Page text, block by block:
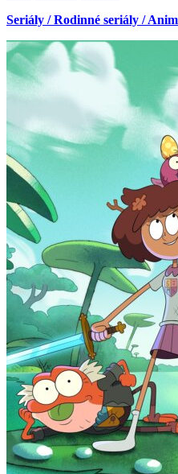
Seriály / Rodinné seriály /